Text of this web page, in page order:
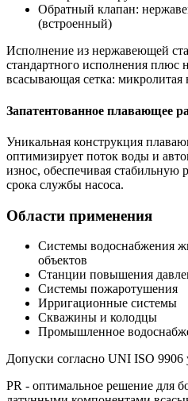
Обратный клапан:
(встроенный)
Исполнение из нержавеющей
стандартного исполнения плюс
всасывающая сетка:
Запатентованное плавающее
Уникальная конструкция
оптимизирует поток воды и
износ, обеспечивая стабильную
срока службы насоса.
Области применения
Системы водоснабжения
объектов
Станции повышения
Системы пожаротушения
Ирригационные системы
Скважины и колодцы
Промышленное
Допуски согласно UNI ISO 9906
PR - оптимальное решение для